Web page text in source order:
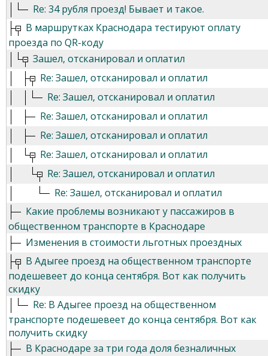
Re: 34 рубля проезд! Бывает и такое.
В маршрутках Краснодара тестируют оплату
проезда по QR-коду
Зашел, отсканировал и оплатил
Re: Зашел, отсканировал и оплатил
Re: Зашел, отсканировал и оплатил
Re: Зашел, отсканировал и оплатил
Re: Зашел, отсканировал и оплатил
Re: Зашел, отсканировал и оплатил
Re: Зашел, отсканировал и оплатил
Re: Зашел, отсканировал и оплатил
Какие проблемы возникают у пассажиров в
общественном транспорте в Краснодаре
Изменения в стоимости льготных проездных
В Адыгее проезд на общественном транспорте
подешевеет до конца сентября. Вот как получить
скидку
Re: В Адыгее проезд на общественном
транспорте подешевеет до конца сентября. Вот как
получить скидку
В Краснодаре за три года доля безналичных